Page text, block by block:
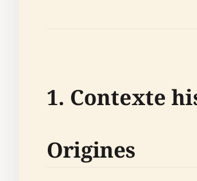
1. Contexte
Origines